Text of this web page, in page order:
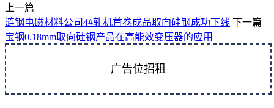
上一篇
涟钢电磁材料公司4#轧机首卷成品取向硅钢成功下线 下一篇
宝钢0.18mm取向硅钢产品在高能效变压器的应用
广告位招租